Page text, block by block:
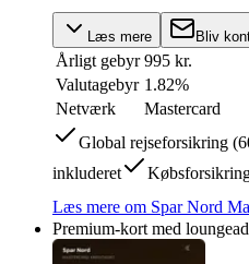
Læs mere Bliv
Årligt gebyr 995 kr.
Valutagebyr 1.82%
Netværk
Mastercard
Global rejseforsikring
inkluderet
Læs mere om Spar Nord
Premium-kort med